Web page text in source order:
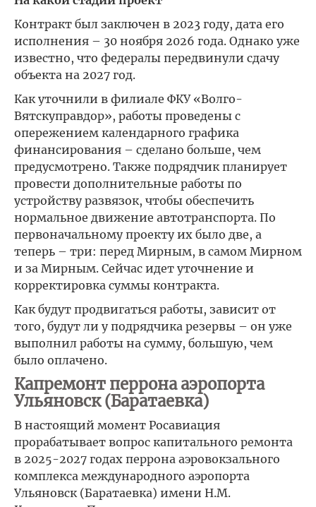
Контракт был заключен в 2023 году, дата его
исполнения – 30 ноября 2026 года. Однако уже
известно, что федералы передвинули сдачу
объекта на 2027 год.
Как уточнили в филиале ФКУ «Волго-
Вятскуправдор», работы проведены с
опережением календарного графика
финансирования – сделано больше, чем
предусмотрено. Также подрядчик планирует
провести дополнительные работы по
устройству развязок, чтобы обеспечить
нормальное движение автотранспорта. По
первоначальному проекту их было две, а
теперь – три: перед Мирным, в самом Мирном
и за Мирным. Сейчас идет уточнение и
корректировка суммы контракта.
Как будут продвигаться работы, зависит от
того, будут ли у подрядчика резервы – он уже
выполнил работы на сумму, большую, чем
было оплачено.
Капремонт перрона аэропорта
Ульяновск (Баратаевка)
В настоящий момент Росавиация
прорабатывает вопрос капитального ремонта
в 2025-2027 годах перрона аэровокзального
комплекса международного аэропорта
Ульяновск (Баратаевка) имени Н.М.